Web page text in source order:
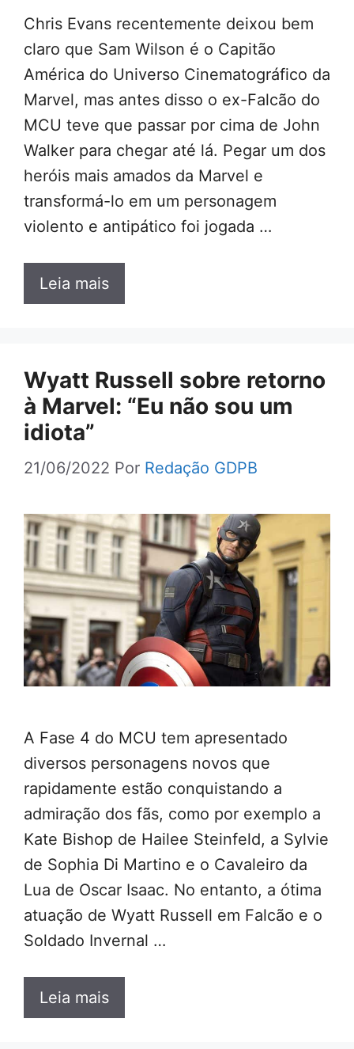
Chris Evans recentemente deixou bem
claro que Sam Wilson é o Capitão
América do Universo Cinematográfico da
Marvel, mas antes disso o ex-Falcão do
MCU teve que passar por cima de John
Walker para chegar até lá. Pegar um dos
heróis mais amados da Marvel e
transformá-lo em um personagem
violento e antipático foi jogada …
Leia mais
Wyatt Russell sobre retorno
à Marvel: “Eu não sou um
idiota”
21/06/2022 Por Redação GDPB
A Fase 4 do MCU tem apresentado
diversos personagens novos que
rapidamente estão conquistando a
admiração dos fãs, como por exemplo a
Kate Bishop de Hailee Steinfeld, a Sylvie
de Sophia Di Martino e o Cavaleiro da
Lua de Oscar Isaac. No entanto, a ótima
atuação de Wyatt Russell em Falcão e o
Soldado Invernal …
Leia mais